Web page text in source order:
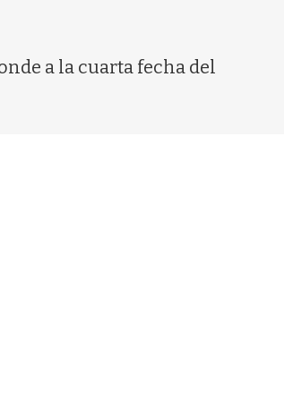
a la cuarta fecha del